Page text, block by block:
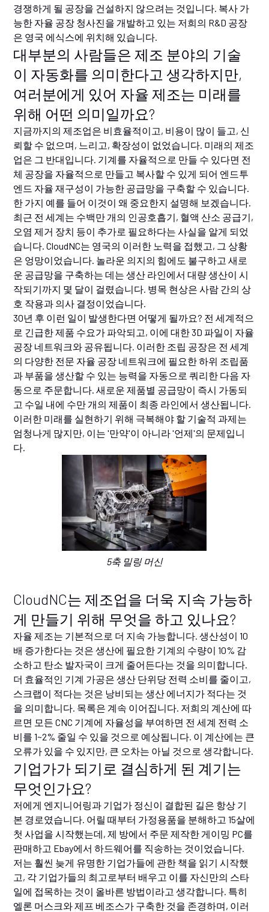
경쟁하게 될 공장을 건설하지 않으려는 것입니다. 복사 가
능한 자율 공장 청사진을 개발하고 있는 저희의 R&D 공장
은 영국 에식스에 위치해 있습니다.
대부분의 사람들은 제조 분야의 기술
이 자동화를 의미한다고 생각하지만,
여러분에게 있어 자율 제조는 미래를
위해 어떤 의미일까요?
지금까지의 제조업은 비효율적이고, 비용이 많이 들고, 신
뢰할 수 없으며, 느리고, 확장성이 없었습니다. 미래의 제조
업은 그 반대입니다. 기계를 자율적으로 만들 수 있다면 전
체 공장을 자율적으로 만들고 복사할 수 있게 되어 엔드투
엔드 자율 재구성이 가능한 공급망을 구축할 수 있습니다.
한 가지 예를 들어 이것이 왜 중요한지 설명해 보겠습니다.
최근 전 세계는 수백만 개의 인공호흡기, 혈액 산소 공급기,
오염 제거 장치 등이 추가로 필요하다는 사실을 알게 되었
습니다. CloudNC는 영국의 이러한 노력을 접했고, 그 상황
은 엉망이었습니다. 놀라운 의지의 힘에도 불구하고 새로
운 공급망을 구축하는 데는 생산 라인에서 대량 생산이 시
작되기까지 몇 달이 걸렸습니다. 병목 현상은 사람 간의 상
호 작용과 의사 결정이었습니다.
30년 후 이런 일이 발생한다면 어떻게 될까요? 전 세계적으
로 긴급한 제품 수요가 파악되고, 이에 대한 3D 파일이 자율
공장 네트워크와 공유됩니다. 이러한 조립 공장은 전 세계
의 다양한 전문 자율 공장 네트워크에 필요한 하위 조립품
과 부품을 생산할 수 있는 능력을 자동으로 쿼리한 다음 자
동으로 주문합니다. 새로운 제품별 공급망이 즉시 가동되
고 수일 내에 수만 개의 제품이 최종 라인에서 생산됩니다.
이러한 미래를 실현하기 위해 극복해야 할 기술적 과제는
엄청나게 많지만, 이는 '만약'이 아니라 '언제'의 문제입니
다.
5축 밀링 머신
CloudNC는 제조업을 더욱 지속 가능하
게 만들기 위해 무엇을 하고 있나요?
자율 제조는 기본적으로 더 지속 가능합니다. 생산성이 10
배 증가한다는 것은 생산에 필요한 기계의 수량이 10% 감
소하고 탄소 발자국이 크게 줄어든다는 것을 의미합니다.
더 효율적인 기계 가공은 생산 단위당 전력 소비를 줄이고,
스크랩이 적다는 것은 낭비되는 생산 에너지가 적다는 것
을 의미합니다. 목록은 계속 이어집니다. 저희의 계산에 따
르면 모든 CNC 기계에 자율성을 부여하면 전 세계 전력 소
비를 1~2% 줄일 수 있을 것으로 예상됩니다. 이 계산에는 큰
오류가 있을 수 있지만, 큰 오차는 아닐 것으로 생각합니다.
기업가가 되기로 결심하게 된 계기는
무엇인가요?
저에게 엔지니어링과 기업가 정신이 결합된 길은 항상 기
본 경로였습니다. 어릴 때부터 가정용품을 분해하고 15살에
첫 사업을 시작했는데, 제 방에서 주문 제작한 게이밍 PC를
판매하고 Ebay에서 하드웨어를 직송하는 것이었습니다.
저는 훨씬 늦게 유명한 기업가들에 관한 책을 읽기 시작했
고, 각 기업가들의 최고로부터 배우고 이를 자신만의 스타
일에 접목하는 것이 올바른 방법이라고 생각합니다. 특히
엘론 머스크와 제프 베조스가 구축한 것을 존경하며, 이러